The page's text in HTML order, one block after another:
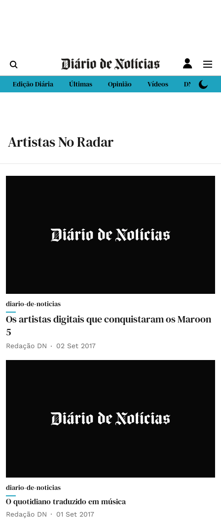
Edição Diária Últimas Opinião Vídeos DN Sport
Artistas No Radar
diario-de-noticias
Os artistas digitais que conquistaram os Maroon
5
Redação DN 02 Set 2017
diario-de-noticias
O quotidiano traduzido em música
Redação DN 01 Set 2017